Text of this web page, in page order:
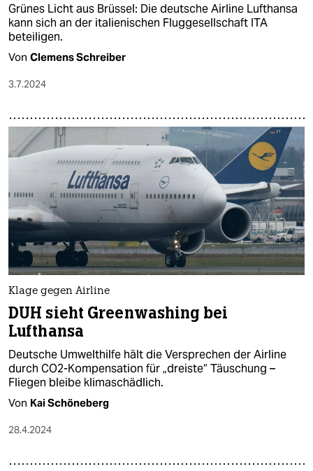
Grünes Licht aus Brüssel: Die deutsche Airline Lufthansa
kann sich an der italienischen Fluggesellschaft ITA
beteiligen.
Von Clemens Schreiber
3.7.2024
Klage gegen Airline
DUH sieht Greenwashing bei
Lufthansa
Deutsche Umwelthilfe hält die Versprechen der Airline
durch CO2-Kompensation für „dreiste“ Täuschung –
Fliegen bleibe klimaschädlich.
Von Kai Schöneberg
28.4.2024